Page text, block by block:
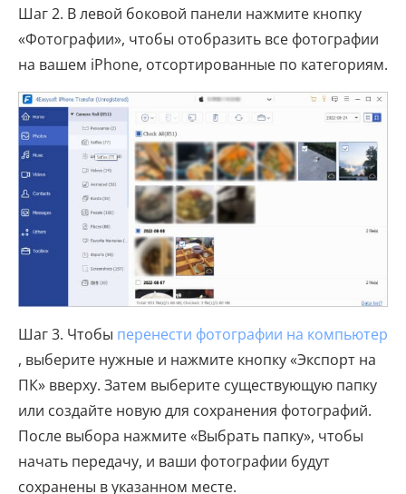
Шаг 2. В левой боковой панели нажмите кнопку
«Фотографии», чтобы отобразить все фотографии
на вашем iPhone, отсортированные по категориям.
Шаг 3. Чтобы перенести фотографии на компьютер
, выберите нужные и нажмите кнопку «Экспорт на
ПК» вверху. Затем выберите существующую папку
или создайте новую для сохранения фотографий.
После выбора нажмите «Выбрать папку», чтобы
начать передачу, и ваши фотографии будут
сохранены в указанном месте.